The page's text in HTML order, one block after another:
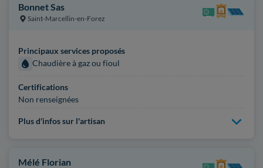
Bonnet Sas
Saint-Marcellin-en-Forez
Principaux services proposés
Chaudière à gaz ou fioul
Certifications
Non renseignées
Plus d'infos sur l'artisan
Mélé Florian